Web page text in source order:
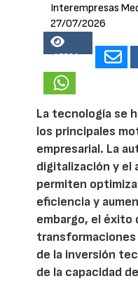
Interempresas
27/07/2026
15381
La tecnología se
los principales
empresarial. La
digitalización y el
permiten
eficiencia y
embargo, el éxito
de la inversión
de la capacidad